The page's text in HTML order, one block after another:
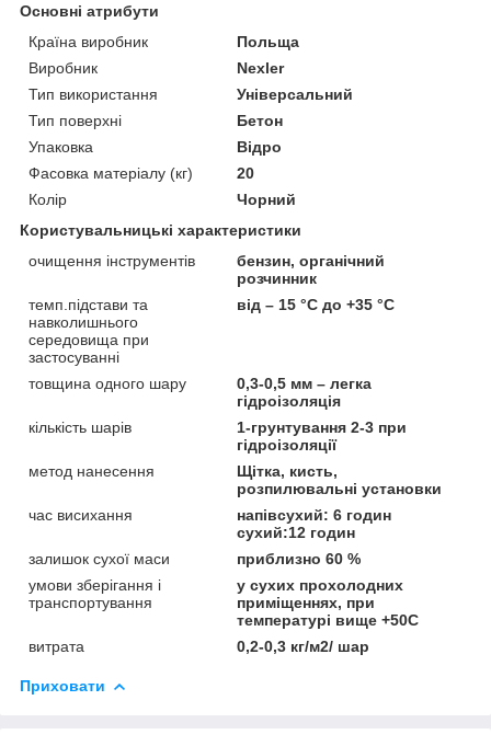
Основні атрибути
Країна виробник
Польща
Виробник
Nexler
Тип використання
Універсальний
Тип поверхні
Бетон
Упаковка
Відро
Фасовка матеріалу (кг)
20
Колір
Чорний
Користувальницькі характеристики
очищення інструментів
бензин, органічний
розчинник
темп.підстави та
навколишнього
середовища при
застосуванні
від – 15 °C до +35 °C
товщина одного шару
0,3-0,5 мм – легка
гідроізоляція
кількість шарів
1-грунтування 2-3 при
гідроізоляції
метод нанесення
Щітка, кисть,
розпилювальні установки
час висихання
напівсухий: 6 годин
сухий:12 годин
залишок сухої маси
приблизно 60 %
умови зберігання і
транспортування
у сухих прохолодних
приміщеннях, при
температурі вище +50C
витрата
0,2-0,3 кг/м2/ шар
Приховати